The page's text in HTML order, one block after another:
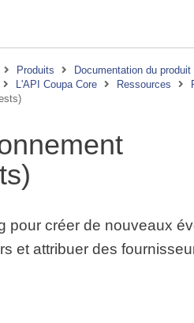
Produits
Documentation du produit
L'API Coupa Core Ressources
pour créer de nouveaux
et attribuer des